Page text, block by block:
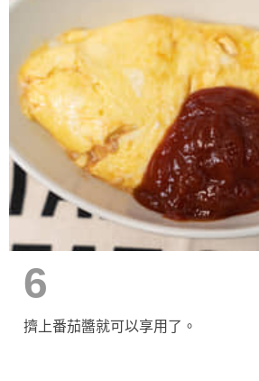
6
擠上番茄醬就可以享用了。